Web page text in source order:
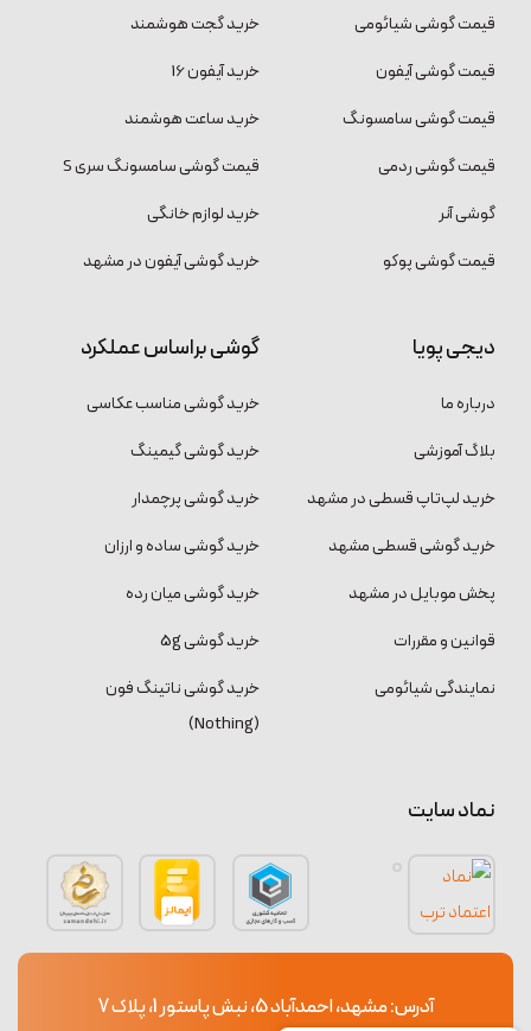
قیمت گوشی شیائومی
قیمت گوشی آیفون
قیمت گوشی سامسونگ
قیمت گوشی ردمی
گوشی آنر
قیمت گوشی پوکو
خرید گجت هوشمند
خرید آیفون 16
خرید ساعت هوشمند
قیمت گوشی سامسونگ سری S
خرید لوازم خانگی
خرید گوشی آیفون در مشهد
دیجی پویا
درباره ما
بلاگ آموزشی
خرید لپ‌تاپ قسطی در مشهد
خرید گوشی قسطی مشهد
پخش موبایل در مشهد
قوانین و مقررات
نمایندگی شیائومی
گوشی براساس عملکرد
خرید گوشی مناسب عکاسی
خرید گوشی گیمینگ
خرید گوشی پرچمدار
خرید گوشی ساده و ارزان
خرید گوشی میان رده
خرید گوشی 5g
خرید گوشی ناتینگ فون
(Nothing)
نماد سایت
آدرس: مشهد، احمدآباد 5، نبش پاستور 1، پلاک 7